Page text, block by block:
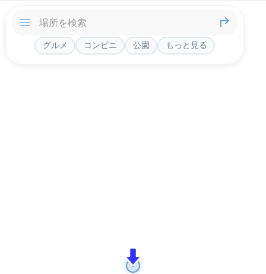
グルメ コンビニ 公園 もっと見る